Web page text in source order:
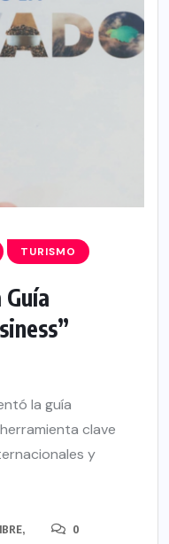
TURISMO
la guía
clave
y
0